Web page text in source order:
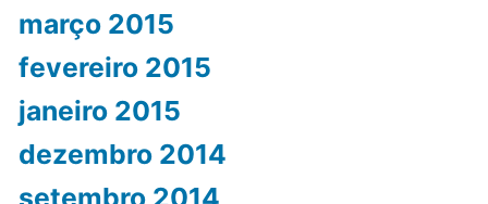
março 2015
fevereiro 2015
janeiro 2015
dezembro 2014